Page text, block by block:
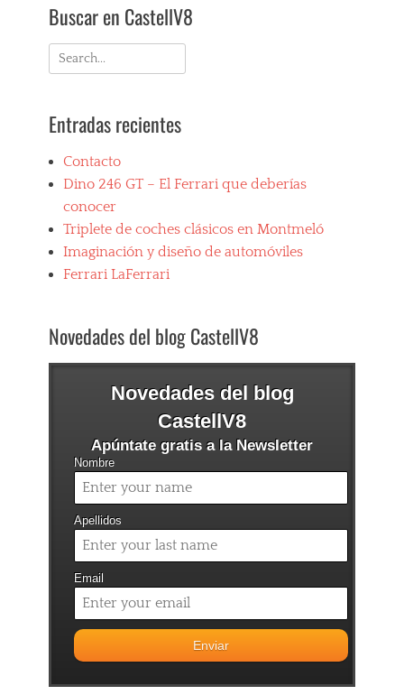
Buscar en CastellV8
Search
for:
Entradas recientes
Contacto
Dino 246 GT – El Ferrari que deberías
conocer
Triplete de coches clásicos en Montmeló
Imaginación y diseño de automóviles
Ferrari LaFerrari
Novedades del blog CastellV8
Novedades del blog
CastellV8
Apúntate gratis a la Newsletter
Nombre
Apellidos
Email